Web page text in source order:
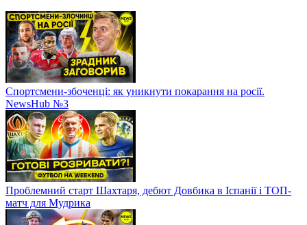
Спортсмени-збоченці: як уникнути покарання на росії.
NewsHub №3
Проблемний старт Шахтаря, дебют Довбика в Іспанії і ТОП-
матч для Мудрика